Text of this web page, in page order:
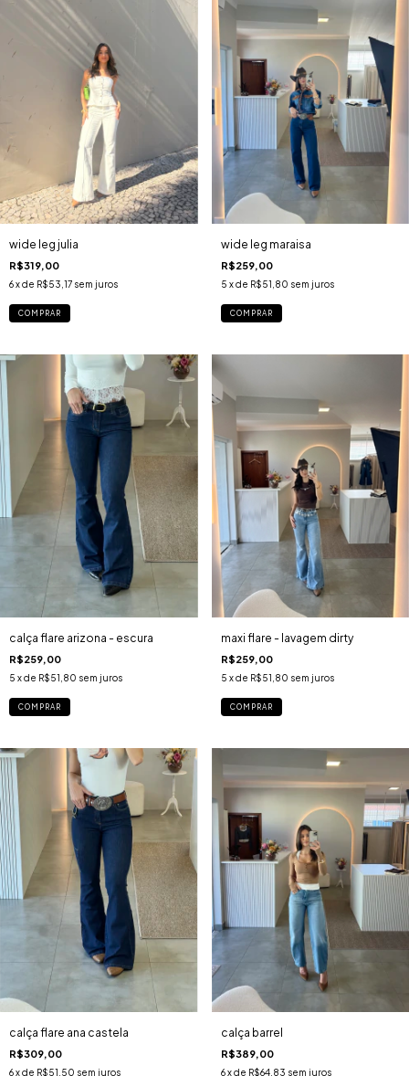
wide leg julia
R$319,00
6x de R$53,17 sem juros
COMPRAR
wide leg maraisa
R$259,00
5 x de R$51,80 sem juros
COMPRAR
calça flare arizona - escura
R$259,00
5 x de R$51,80 sem juros
COMPRAR
maxi flare - lavagem dirty
R$259,00
5 x de R$51,80 sem juros
COMPRAR
calça flare ana castela
R$309,00
6x de R$51,50 sem juros
calça barrel
R$389,00
6 x de R$64,83 sem juros